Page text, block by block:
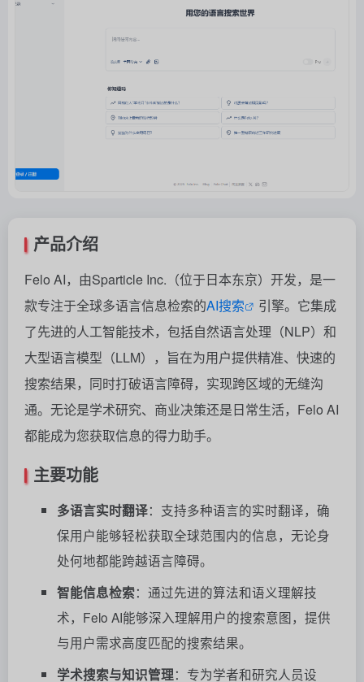
产品介绍
Felo AI，由Sparticle Inc.（位于日本东京）开发，是一
款专注于全球多语言信息检索的AI搜索
引擎。它集成
了先进的人工智能技术，包括自然语言处理（NLP）和
大型语言模型（LLM），旨在为用户提供精准、快速的
搜索结果，同时打破语言障碍，实现跨区域的无缝沟
通。无论是学术研究、商业决策还是日常生活，Felo AI
都能成为您获取信息的得力助手。
主要功能
多语言实时翻译：支持多种语言的实时翻译，确
保用户能够轻松获取全球范围内的信息，无论身
处何地都能跨越语言障碍。
智能信息检索：通过先进的算法和语义理解技
术，Felo AI能够深入理解用户的搜索意图，提供
与用户需求高度匹配的搜索结果。
学术搜索与知识管理：专为学者和研究人员设